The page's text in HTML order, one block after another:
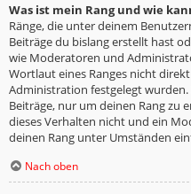
Was ist mein Rang und wie
Ränge, die unter deinem
Beiträge du bislang erstellt hast
wie Moderatoren und
Wortlaut eines Ranges nicht
Administration festgelegt
Beiträge, nur um deinen Rang
dieses Verhalten nicht und ein
deinen Rang unter Umständen
Nach oben